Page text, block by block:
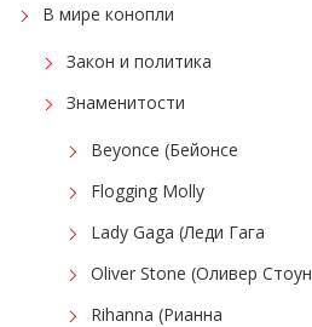
В мире конопли
Закон и политика
Знаменитости
Beyonce (Бейонсе
Flogging Molly
Lady Gaga (Леди Гага
Oliver Stone (Оливер Стоун
Rihanna (Рианна